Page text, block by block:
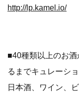
http://lp.kamel.io/
■40種類以上のお
るまでキュレーシ
日本酒、ワイン、